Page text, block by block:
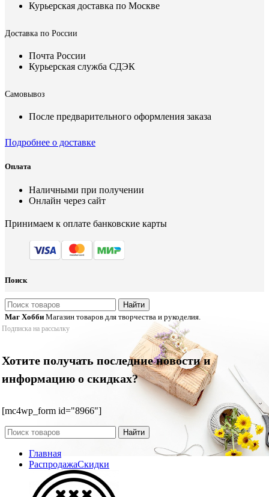
Курьерская доставка по Москве
Доставка по России
Почта России
Курьерская служба СДЭК
Самовывоз
После предварительного оформления заказа
Подробнее о доставке
Оплата
Наличными при получении
Онлайн через сайт
Принимаем к оплате банковские карты
Поиск
Найти
Маг Хобби Магазин товаров для творчества и рукоделия.
Подписка на рассылку
Хотите получать последние новости и
информацию о скидках?
[mc4wp_form id="8966"]
Найти
Главная
РаспродажаСкидки